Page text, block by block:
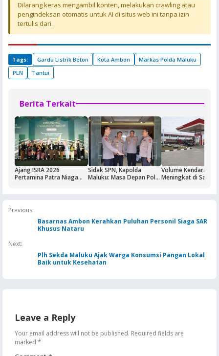
Dilarang keras mengambil konten, melakukan crawling atau
pengindeksan otomatis untuk AI di situs web ini tanpa izin
tertulis dari.
Tags: Gardu Listrik Beton Kota Ambon
Markas Polda Maluku
PLN
Tantui
Berita Terkait
Ajang ISRA 2026
Pertamina Patra Niaga
Sidak SPN, Kapolda
Maluku: Masa Depan Polri
Volume Kendaraan
Meningkat di
Previous:
Basarnas Ambon Kerahkan Puluhan Personil Siaga SAR
Khusus Nataru
Next:
Plh Sekda Maluku Ajak Warga Konsumsi Pangan Lokal
Baik untuk Kesehatan
Leave a Reply
Your email address will not be published. Required fields are
marked *